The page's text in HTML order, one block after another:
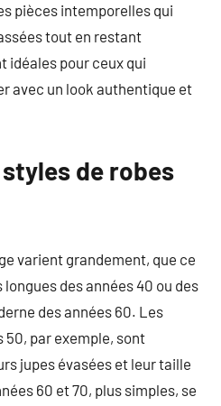
pièces intemporelles qui
tout en restant
idéales pour ceux qui
avec un look authentique et
de robes
varient grandement, que ce
des années 40 ou des
des années 60. Les
50, par exemple, sont
jupes évasées et leur taille
60 et 70, plus simples, se